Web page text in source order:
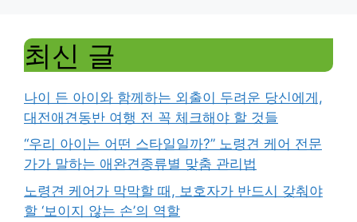
최신 글
나이 든 아이와 함께하는 외출이 두려운 당신에게,
대전애견동반 여행 전 꼭 체크해야 할 것들
“우리 아이는 어떤 스타일일까?” 노령견 케어 전문
가가 말하는 애완견종류별 맞춤 관리법
노령견 케어가 막막할 때, 보호자가 반드시 갖춰야
할 ‘보이지 않는 손’의 역할